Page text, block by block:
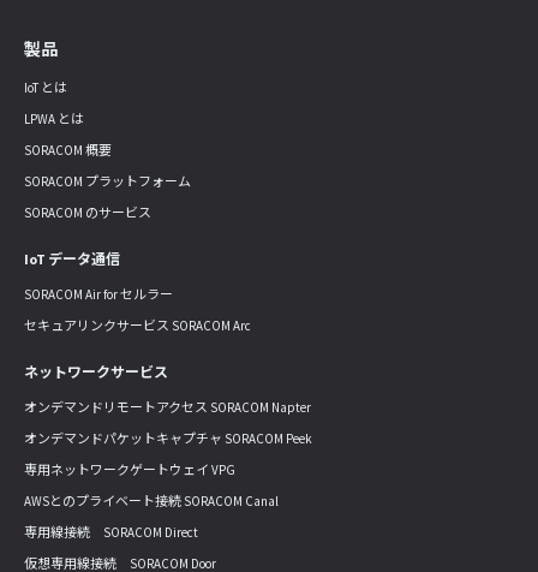
製品
IoT とは
LPWA とは
SORACOM 概要
SORACOM プラットフォーム
SORACOM のサービス
IoT データ通信
SORACOM Air for セルラー
セキュアリンクサービス SORACOM Arc
ネットワークサービス
オンデマンドリモートアクセス SORACOM Napter
オンデマンドパケットキャプチャ SORACOM Peek
専用ネットワークゲートウェイ VPG
AWSとのプライベート接続 SORACOM Canal
専用線接続 SORACOM Direct
仮想専用線接続 SORACOM Door